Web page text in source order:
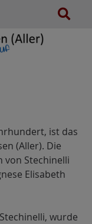
ist das
(Aller). Die
von Stechinelli
Elisabeth
wurde